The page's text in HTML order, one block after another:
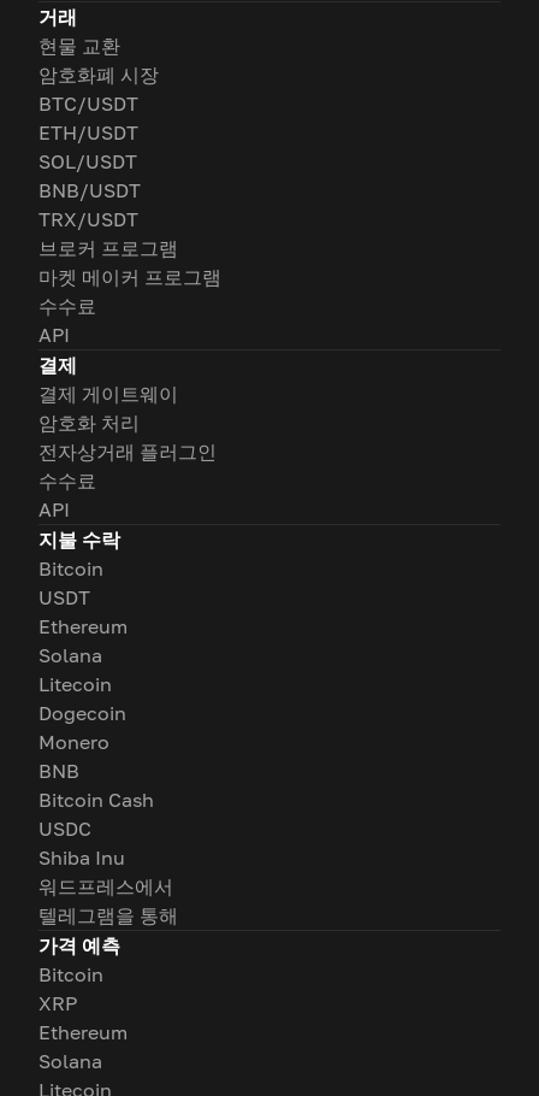
거래
현물 교환
암호화폐 시장
BTC/USDT
ETH/USDT
SOL/USDT
BNB/USDT
TRX/USDT
브로커 프로그램
마켓 메이커 프로그램
수수료
API
결제
결제 게이트웨이
암호화 처리
전자상거래 플러그인
수수료
API
지불 수락
Bitcoin
USDT
Ethereum
Solana
Litecoin
Dogecoin
Monero
BNB
Bitcoin Cash
USDC
Shiba Inu
워드프레스에서
텔레그램을 통해
가격 예측
Bitcoin
XRP
Ethereum
Solana
Litecoin